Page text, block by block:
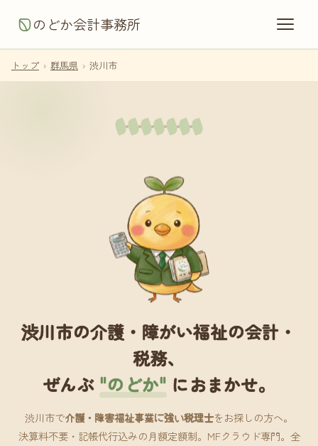
のどか会計事務所
トップ › 群馬県 › 渋川市
渋川市の介護・障がい福祉の会計・
税務、
ぜんぶ "のどか" におまかせ。
渋川市で介護・障害福祉事業に強い税理士をお探しの方へ。
決算料不要・記帳代行込みの月額定額制。MFクラウド専門。全